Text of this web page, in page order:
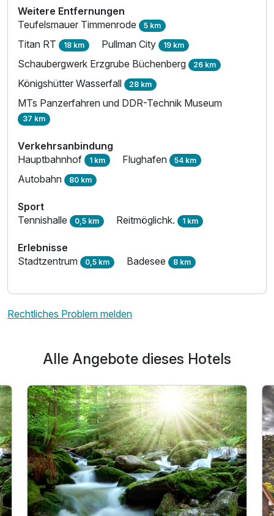
Zusatznächte
Für 5 Tage p.P. ab276,00 €
Weitere Entfernungen
Teufelsmauer Timmenrode 5 km
Titan RT 18 km Pullman City 19 km
Schaubergwerk Erzgrube Büchenberg 26 km
Königshütter Wasserfall 28 km
MTs Panzerfahren und DDR-Technik Museum
37 km
Verkehrsanbindung
Hauptbahnhof 1 km Flughafen 54 km
Autobahn 80 km
Sport
Tennishalle 0,5 km Reitmöglichk. 1 km
Erlebnisse
Stadtzentrum 0,5 km Badesee 8 km
Rechtliches Problem melden
Alle Angebote dieses Hotels